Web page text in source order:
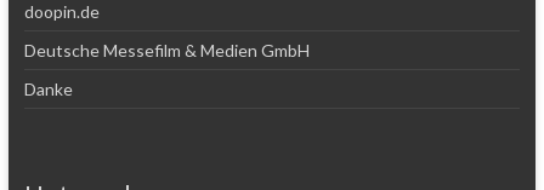
doopin.de
Deutsche Messefilm & Medien GmbH
Danke